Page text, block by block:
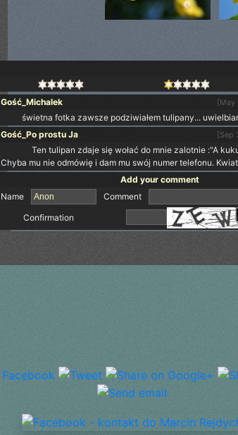
Gość_Michalek [May
świetna fotka zawsze podziwiałem tulipany...
Gość_Po prostu Ja
[Sep
Ten tulipan zdaje się wołać do mnie zalotnie :"A
Chyba mu nie odmówię i dam mu swój numer telefonu.
Add your comment
Name
Comment
Confirmation